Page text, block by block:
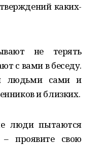
каких-
не терять
с вами в беседу.
людьми сами и
и близких.
люди пытаются
проявите свою